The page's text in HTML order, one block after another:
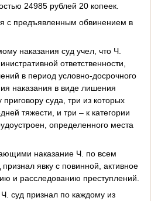
24985 рублей 20 копеек.
с предъявленным обвинением в
наказания суд учел, что Ч.
ответственности,
в период условно-досрочного
наказания в виде лишения
суда, три из которых
тяжести, и три – к категории
определенного места
наказание Ч. по всем
явку с повинной, активное
и расследованию преступлений.
суд признал по каждому из